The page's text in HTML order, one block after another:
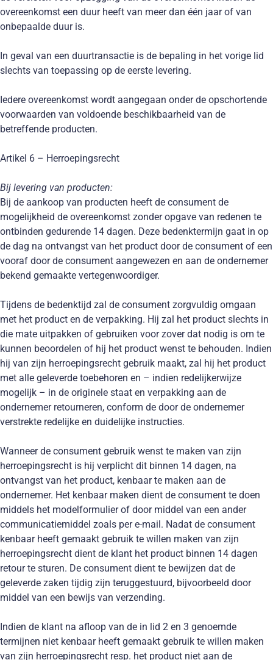
overeenkomst een duur heeft van meer dan één jaar of van
onbepaalde duur is.
In geval van een duurtransactie is de bepaling in het vorige lid
slechts van toepassing op de eerste levering.
Iedere overeenkomst wordt aangegaan onder de opschortende
voorwaarden van voldoende beschikbaarheid van de
betreffende producten.
Artikel 6 – Herroepingsrecht
Bij levering van producten:
Bij de aankoop van producten heeft de consument de
mogelijkheid de overeenkomst zonder opgave van redenen te
ontbinden gedurende 14 dagen. Deze bedenktermijn gaat in op
de dag na ontvangst van het product door de consument of een
vooraf door de consument aangewezen en aan de ondernemer
bekend gemaakte vertegenwoordiger.
Tijdens de bedenktijd zal de consument zorgvuldig omgaan
met het product en de verpakking. Hij zal het product slechts in
die mate uitpakken of gebruiken voor zover dat nodig is om te
kunnen beoordelen of hij het product wenst te behouden. Indien
hij van zijn herroepingsrecht gebruik maakt, zal hij het product
met alle geleverde toebehoren en – indien redelijkerwijze
mogelijk – in de originele staat en verpakking aan de
ondernemer retourneren, conform de door de ondernemer
verstrekte redelijke en duidelijke instructies.
Wanneer de consument gebruik wenst te maken van zijn
herroepingsrecht is hij verplicht dit binnen 14 dagen, na
ontvangst van het product, kenbaar te maken aan de
ondernemer. Het kenbaar maken dient de consument te doen
middels het modelformulier of door middel van een ander
communicatiemiddel zoals per e-mail. Nadat de consument
kenbaar heeft gemaakt gebruik te willen maken van zijn
herroepingsrecht dient de klant het product binnen 14 dagen
retour te sturen. De consument dient te bewijzen dat de
geleverde zaken tijdig zijn teruggestuurd, bijvoorbeeld door
middel van een bewijs van verzending.
Indien de klant na afloop van de in lid 2 en 3 genoemde
termijnen niet kenbaar heeft gemaakt gebruik te willen maken
van zijn herroepingsrecht resp. het product niet aan de